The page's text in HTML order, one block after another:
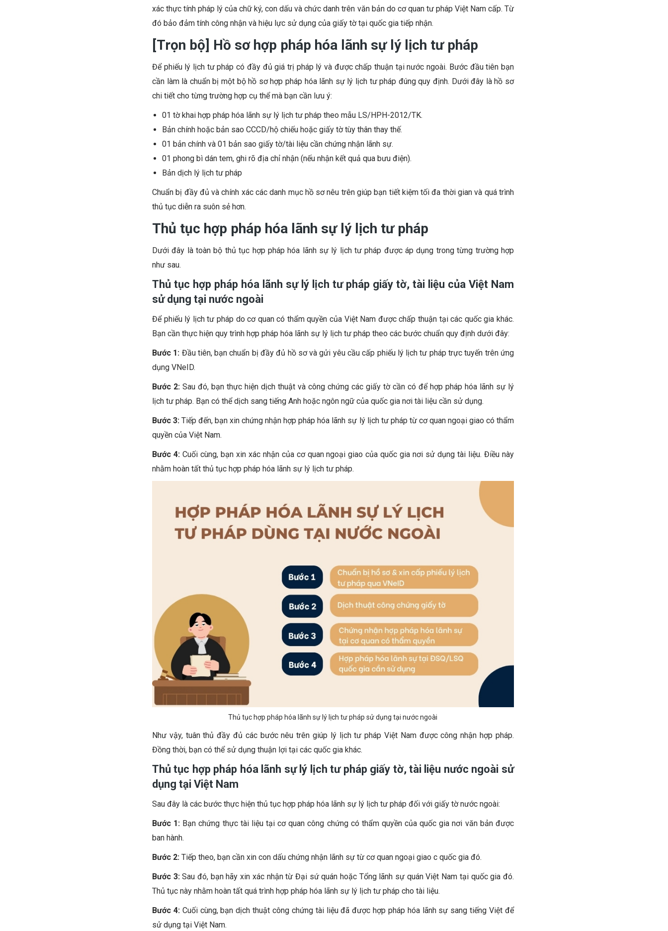
xác thực tính pháp lý của chữ ký, con dấu và chức danh trên văn bản do cơ quan tư pháp Việt Nam cấp. Từ
đó bảo đảm tính công nhận và hiệu lực sử dụng của giấy tờ tại quốc gia tiếp nhận.
[Trọn bộ] Hồ sơ hợp pháp hóa lãnh sự lý lịch tư pháp
Để phiếu lý lịch tư pháp có đầy đủ giá trị pháp lý và được chấp thuận tại nước ngoài. Bước đầu tiên bạn
cần làm là chuẩn bị một bộ hồ sơ hợp pháp hóa lãnh sự lý lịch tư pháp đúng quy định. Dưới đây là hồ sơ
chi tiết cho từng trường hợp cụ thể mà bạn cần lưu ý:
01 tờ khai hợp pháp hóa lãnh sự lý lịch tư pháp theo mẫu LS/HPH-2012/TK.
Bản chính hoặc bản sao CCCD/hộ chiếu hoặc giấy tờ tùy thân thay thế.
01 bản chính và 01 bản sao giấy tờ/tài liệu cần chứng nhận lãnh sự.
01 phong bì dán tem, ghi rõ địa chỉ nhận (nếu nhận kết quả qua bưu điện).
Bản dịch lý lịch tư pháp
Chuẩn bị đầy đủ và chính xác các danh mục hồ sơ nêu trên giúp bạn tiết kiệm tối đa thời gian và quá trình
thủ tục diễn ra suôn sẻ hơn.
Thủ tục hợp pháp hóa lãnh sự lý lịch tư pháp
Dưới đây là toàn bộ thủ tục hợp pháp hóa lãnh sự lý lịch tư pháp được áp dụng trong từng trường hợp
như sau.
Thủ tục hợp pháp hóa lãnh sự lý lịch tư pháp giấy tờ, tài liệu của Việt Nam
sử dụng tại nước ngoài
Để phiếu lý lịch tư pháp do cơ quan có thẩm quyền của Việt Nam được chấp thuận tại các quốc gia khác.
Bạn cần thực hiện quy trình hợp pháp hóa lãnh sự lý lịch tư pháp theo các bước chuẩn quy định dưới đây:
Bước 1: Đầu tiên, bạn chuẩn bị đầy đủ hồ sơ và gửi yêu cầu cấp phiếu lý lịch tư pháp trực tuyến trên ứng
dụng VNeID.
Bước 2: Sau đó, bạn thực hiện dịch thuật và công chứng các giấy tờ cần có để hợp pháp hóa lãnh sự lý
lịch tư pháp. Bạn có thể dịch sang tiếng Anh hoặc ngôn ngữ của quốc gia nơi tài liệu cần sử dụng.
Bước 3:Tiếp đến, bạn xin chứng nhận hợp pháp hóa lãnh sự lý lịch tư pháp từ cơ quan ngoại giao có thẩm
quyền của Việt Nam.
Bước 4: Cuối cùng, bạn xin xác nhận của cơ quan ngoại giao của quốc gia nơi sử dụng tài liệu. Điều này
nhằm hoàn tất thủ tục hợp pháp hóa lãnh sự lý lịch tư pháp.
Thủ tục hợp pháp hóa lãnh sự lý lịch tư pháp sử dụng tại nước ngoài
Như vậy, tuân thủ đầy đủ các bước nêu trên giúp lý lịch tư pháp Việt Nam được công nhận hợp pháp.
Đồng thời, bạn có thể sử dụng thuận lợi tại các quốc gia khác.
Thủ tục hợp pháp hóa lãnh sự lý lịch tư pháp giấy tờ, tài liệu nước ngoài sử
dụng tại Việt Nam
Sau đây là các bước thực hiện thủ tục hợp pháp hóa lãnh sự lý lịch tư pháp đối với giấy tờ nước ngoài:
Bước 1: Bạn chứng thực tài liệu tại cơ quan công chứng có thẩm quyền của quốc gia nơi văn bản được
ban hành.
Bước 2: Tiếp theo, bạn cần xin con dấu chứng nhận lãnh sự từ cơ quan ngoại giao c quốc gia đó.
Bước 3:Sau đó, bạn hãy xin xác nhận từ Đại sứ quán hoặc Tổng lãnh sự quán Việt Nam tại quốc gia đó.
Thủ tục này nhằm hoàn tất quá trình hợp pháp hóa lãnh sự lý lịch tư pháp cho tài liệu.
Bước 4: Cuối cùng, bạn dịch thuật công chứng tài liệu đã được hợp pháp hóa lãnh sự sang tiếng Việt để
sử dụng tại Việt Nam.